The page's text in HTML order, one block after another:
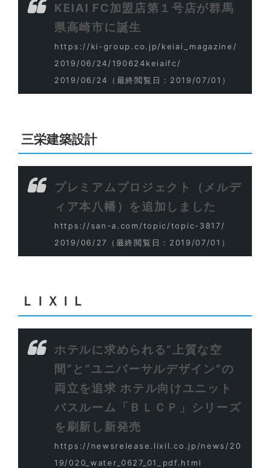
KEIAI FC加盟店第１号店が群馬
県高崎市に誕生
https://ki-group.co.jp/keiai_magazine/
2019/06/24/190624keiaifc/
2019/06/24
（最終閲覧日：2019/07/01）
三栄建築設計
プレミアムプロジェクト（メルデ
ィア本八幡）を追加しました
https://san-a.com/topic/topic-3817/
2019/06/27
（最終閲覧日：2019/07/01）
ＬＩＸＩＬ
ホテルに求められる“上質な空
間”と“ユニバーサルデザイン”の
両立を追求 ホテル向けユニット
バスルーム「ＢＬＣＰ」シリーズ
を刷新し新発売
https://newsrelease.lixil.co.jp/news/20
19/020_water_0627_01_pdf.html